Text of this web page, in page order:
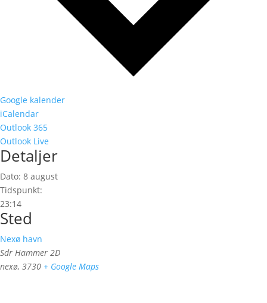
Google kalender
iCalendar
Outlook 365
Outlook Live
Detaljer
Dato: 8 august
Tidspunkt:
23:14
Sted
Nexø havn
Sdr Hammer 2D
nexø, 3730 + Google Maps